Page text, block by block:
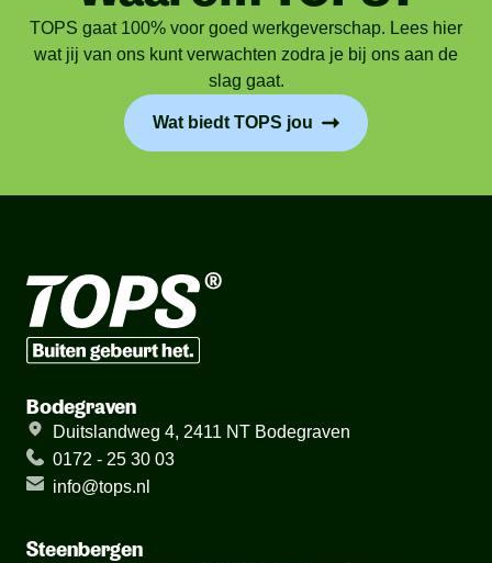
TOPS gaat 100% voor goed werkgeverschap. Lees hier
wat jij van ons kunt verwachten zodra je bij ons aan de
slag gaat.
Wat biedt TOPS jou
Bodegraven
Duitslandweg 4, 2411 NT Bodegraven
0172 - 25 30 03
info@tops.nl
Steenbergen